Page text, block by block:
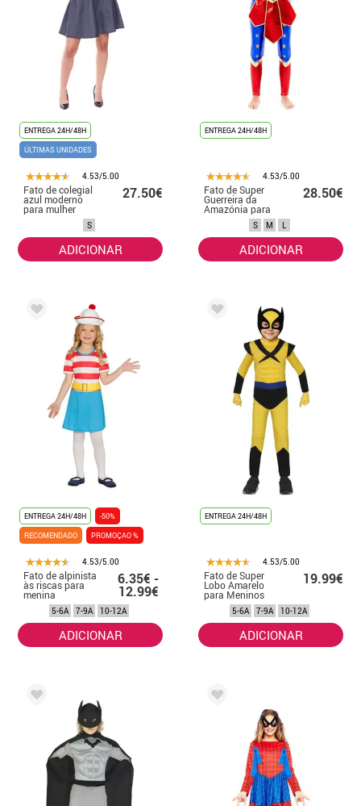
ENTREGA 24H/48H
ÚLTIMAS UNIDADES
4.53/5.00
Fato de colegial
azul moderno
para mulher
27.50€
S
ADICIONAR
ENTREGA 24H/48H
4.53/5.00
Fato de Super
Guerreira da
Amazónia para
28.50€
S M L
ADICIONAR
ENTREGA 24H/48H
-50%
RECOMENDADO
PROMOÇAO %
4.53/5.00
Fato de alpinista
às riscas para
menina
6.35€ -
12.99€
5-6A 7-9A 10-12A
ADICIONAR
ENTREGA 24H/48H
4.53/5.00
Fato de Super
Lobo Amarelo
para Meninos
19.99€
5-6A 7-9A 10-12A
ADICIONAR